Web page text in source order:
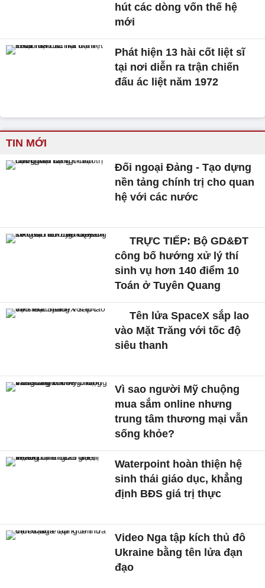
hút các dòng vốn thế hệ
mới
Phát hiện 13 hài cốt liệt sĩ
tại nơi diễn ra trận chiến
đấu ác liệt năm 1972
TIN MỚI
Đối ngoại Đảng - Tạo dựng
nền tảng chính trị cho quan
hệ với các nước
TRỰC TIẾP: Bộ GD&ĐT
công bố hướng xử lý thí
sinh vụ hơn 140 điểm 10
Toán ở Tuyên Quang
Tên lửa SpaceX sắp lao
vào Mặt Trăng với tốc độ
siêu thanh
Vì sao người Mỹ chuộng
mua sắm online nhưng
trung tâm thương mại vẫn
sống khỏe?
Waterpoint hoàn thiện hệ
sinh thái giáo dục, khẳng
định BĐS giá trị thực
Video Nga tập kích thủ đô
Ukraine bằng tên lửa đạn
đạo